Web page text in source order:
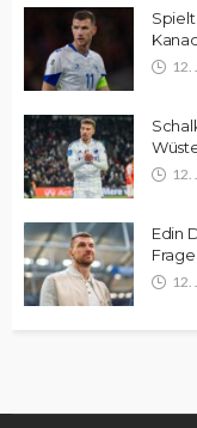
12.
12.
Edin
12.